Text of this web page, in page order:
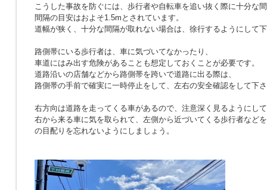
こうした事故を防ぐには、歩行者や自転車を追い抜く際に十分な
間隔の目安はおよそ1.5mとされています。
道幅が狭く、十分な間隔が取れない場合は、徐行するようにして
路側帯にいる歩行者は、車に気づいてなかったり、
車道にはみ出す危険があることも想定しておくことが必要です。
道路沿いの店舗などから路側帯を跨いで道路に出る際は、
路側帯の手前で確実に一時停止をして、左右の安全確認をして下
右方向は道路を走ってくる車があるので、注意深く見るようにし
右から来る車に気を取られて、左側から近づいてくる歩行者など
の目配りを忘れないようにしましょう。